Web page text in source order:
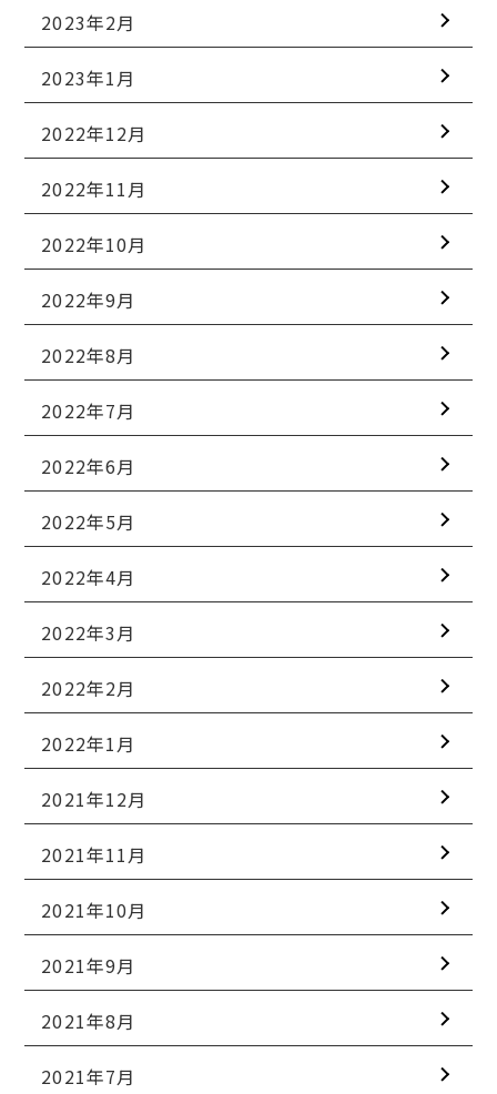
2023年2月
2023年1月
2022年12月
2022年11月
2022年10月
2022年9月
2022年8月
2022年7月
2022年6月
2022年5月
2022年4月
2022年3月
2022年2月
2022年1月
2021年12月
2021年11月
2021年10月
2021年9月
2021年8月
2021年7月